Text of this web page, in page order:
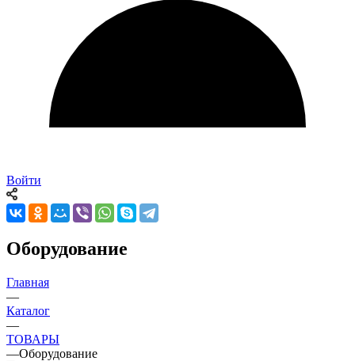
Войти
Оборудование
Главная
—
Каталог
—
ТОВАРЫ
—Оборудование